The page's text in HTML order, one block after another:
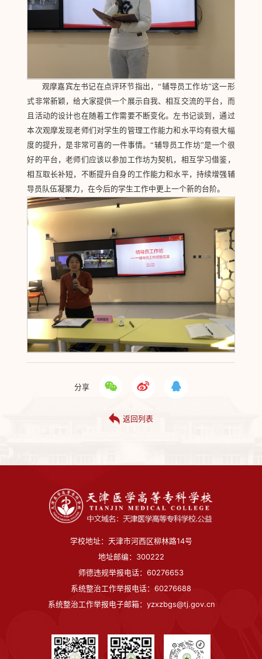
观摩嘉宾左书记在点评环节指出，“辅导员工作坊”这一形
式非常新颖，给大家提供一个展示自我、相互交流的平台，而
且活动的设计也在随着工作需要不断变化。左书记谈到，通过
本次观摩发现老师们对学生的管理工作能力和水平均有很大幅
度的提升，是非常可喜的一件事情。“辅导员工作坊”是一个很
好的平台，老师们应该以参加工作坊为契机，相互学习借鉴，
相互取长补短，不断提升自身的工作能力和水平，持续增强辅
导员队伍凝聚力，在今后的学生工作中更上一个新的台阶。
分享
返回列表
学校地址：天津市河西区柳林路14号
地址邮编：300222
师德违规举报电话：60276653
系统整治工作举报电话：60276688
系统整治工作举报电子邮箱：yzxzbgs@tj.gov.cn